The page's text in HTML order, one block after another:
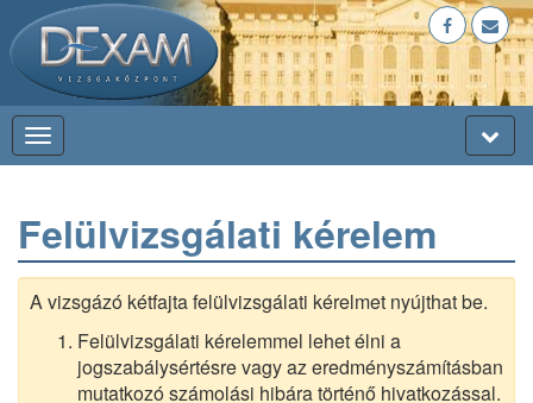
Toggle
sidebar
Felülvizsgálati kérelem
A vizsgázó kétfajta felülvizsgálati kérelmet nyújthat be.
Felülvizsgálati kérelemmel lehet élni a
jogszabálysértésre vagy az eredményszámításban
mutatkozó számolási hibára történő hivatkozással.